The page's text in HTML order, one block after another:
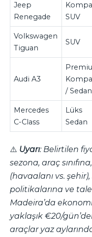
Jeep
Renegade
SUV
Volkswagen
Tiguan
SUV
Audi A3
/ Sedan
Mercedes
C-Class
Lüks
Sedan
⚠️ Uyarı: Belirtilen
sezona, araç
(havaalanı vs.
politikalarına ve
Madeira’da
yaklaşık €20/
araçlar yaz